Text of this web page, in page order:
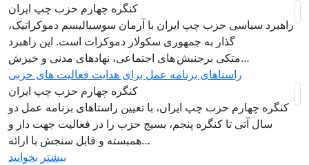
کنگره چهارم حزب چپ ایران
راهبرد سياسی حزب چپ ایران با آرمان سوسیالیسم دموکراتیک،
گذار به جمهوری سکولار دموکرات است. این راهبرد
متکی برجنبش های اجتماعی، نهادهای مدنی و خیزش‌…
راستاهای برنامه عمل برای هدایت فعالیت های حزبی
کنگره چهارم حزب چپ ایران
کنگره چهارم حزب چپ ایران، با تعیین راستاهای برنامه عمل دو
سال آتی تا کنگره پنجم، بسیج حزب را در فعالیت جهت دار و
همبسته و قابل سنجش با ارائه…
بیشتر بخوانید